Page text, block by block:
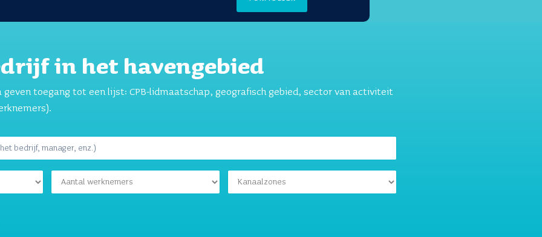
in het havengebied
toegang tot een lijst: CPB-lidmaatschap, geografisch gebied, sector van activiteit